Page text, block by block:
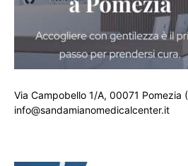
Via Campobello 1/A, 00071
info@sandamianomedicalcenter.it